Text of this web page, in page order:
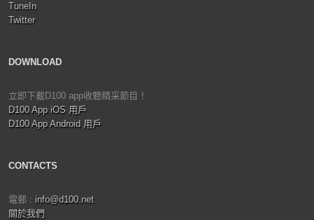
TuneIn
Twitter
DOWNLOAD
立即下載D100 app收聽精采節目！
D100 App iOS 用戶
D100 App Android 用戶
CONTACTS
電郵 : info@d100.net
關於我們